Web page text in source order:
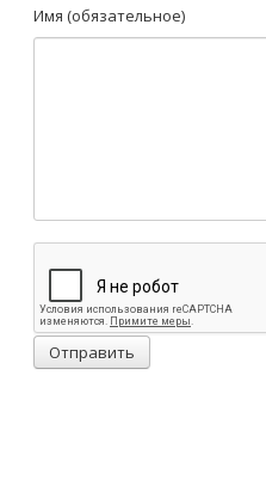
Имя (обязательное)
Отправить